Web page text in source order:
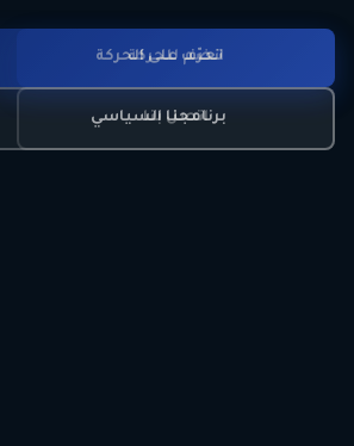
تعرّف على الحركة
برنامجنا السياسي
انضم للحركة
اتصل بنا